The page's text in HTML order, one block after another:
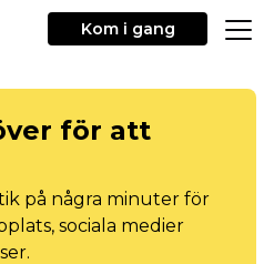
Kom i gang
för att
på några minuter för
sociala medier